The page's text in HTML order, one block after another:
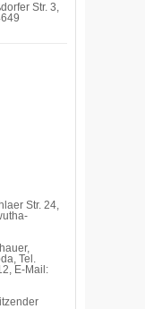
Str. 3,
Str. 24,
Tel.
E-Mail: